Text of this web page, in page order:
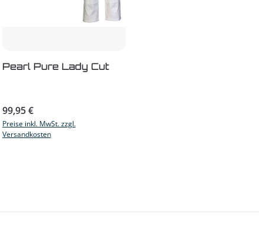
Pearl Pure Lady Cut
Regulärer Preis:
99,95 €
Preise inkl. MwSt. zzgl.
Versandkosten